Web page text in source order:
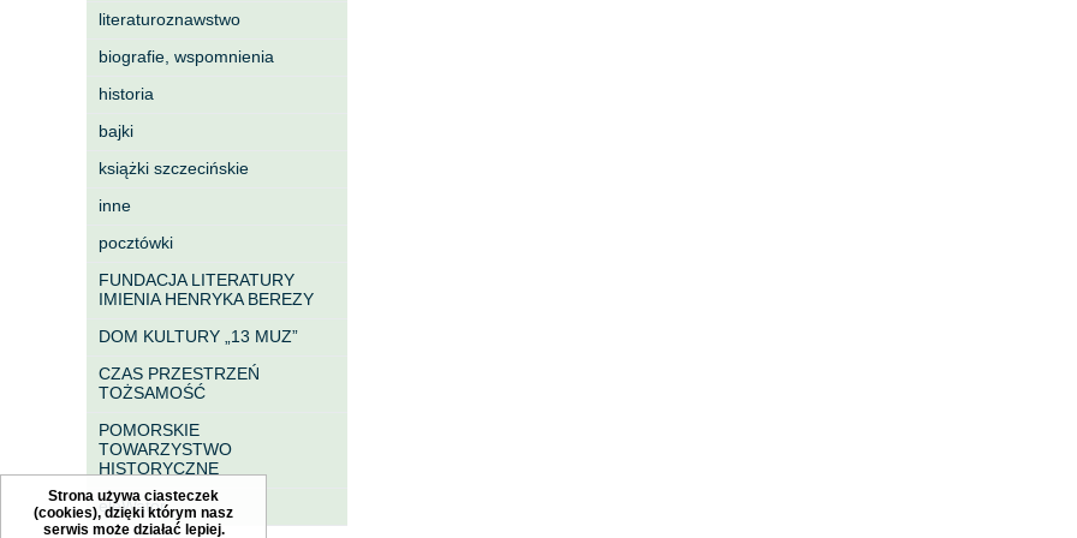
Strona używa ciasteczek
(cookies), dzięki którym nasz
serwis może działać lepiej.
literaturoznawstwo
biografie, wspomnienia
historia
bajki
książki szczecińskie
inne
pocztówki
FUNDACJA LITERATURY
IMIENIA HENRYKA BEREZY
DOM KULTURY „13 MUZ”
CZAS PRZESTRZEŃ
TOŻSAMOŚĆ
POMORSKIE
TOWARZYSTWO
HISTORYCZNE
eleWator